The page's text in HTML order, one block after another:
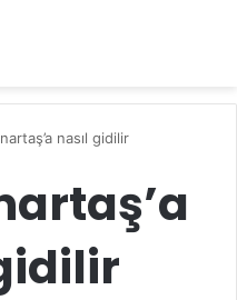
nasıl gidilir